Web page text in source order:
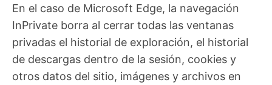
En el caso de Microsoft Edge, la navegación
InPrivate borra al cerrar todas las ventanas
privadas el historial de exploración, el historial
de descargas dentro de la sesión, cookies y
otros datos del sitio, imágenes y archivos en